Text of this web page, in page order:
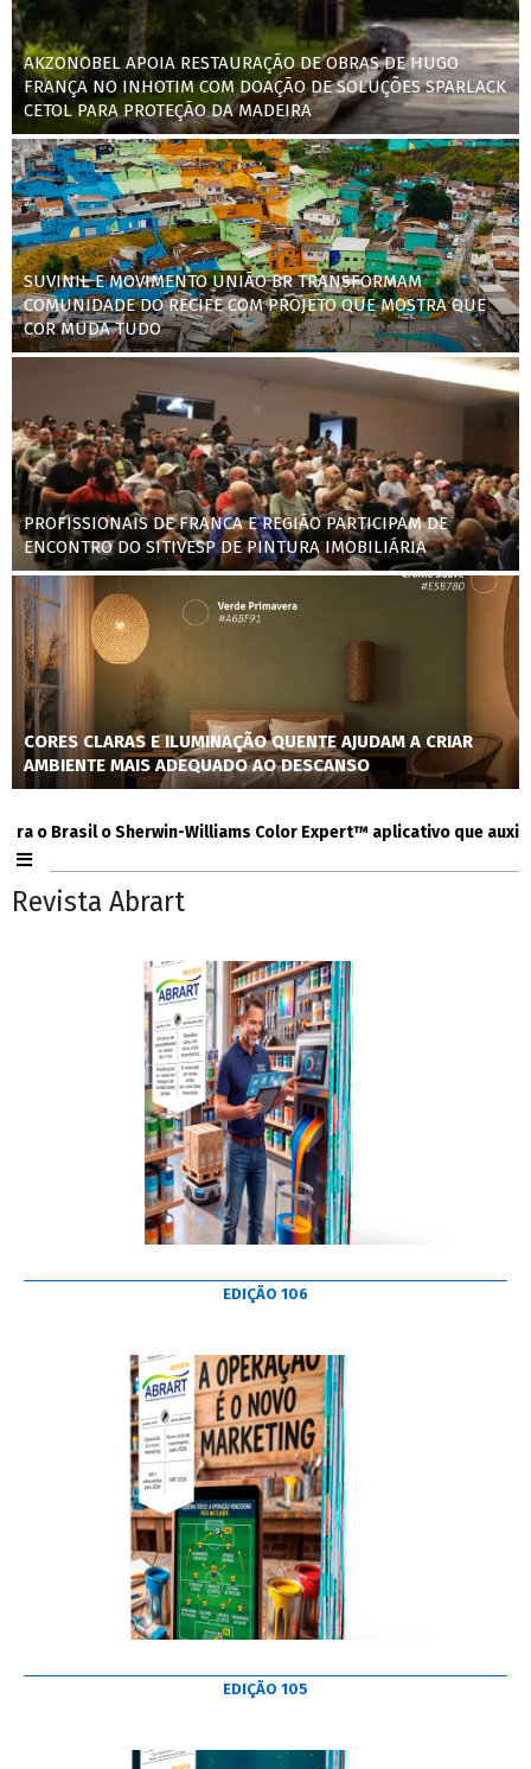
AKZONOBEL APOIA RESTAURAÇÃO DE OBRAS DE HUGO
FRANÇA NO INHOTIM COM DOAÇÃO DE SOLUÇÕES SPARLACK
CETOL PARA PROTEÇÃO DA MADEIRA
SUVINIL E MOVIMENTO UNIÃO BR TRANSFORMAM
COMUNIDADE DO RECIFE COM PROJETO QUE MOSTRA QUE
COR MUDA TUDO
PROFISSIONAIS DE FRANCA E REGIÃO PARTICIPAM DE
ENCONTRO DO SITIVESP DE PINTURA IMOBILIÁRIA
CORES CLARAS E ILUMINAÇÃO QUENTE AJUDAM A CRIAR
AMBIENTE MAIS ADEQUADO AO DESCANSO
o Sherwin-Williams Color Expert™ aplicativo que auxilia
Revista Abrart
EDIÇÃO 106
EDIÇÃO 105